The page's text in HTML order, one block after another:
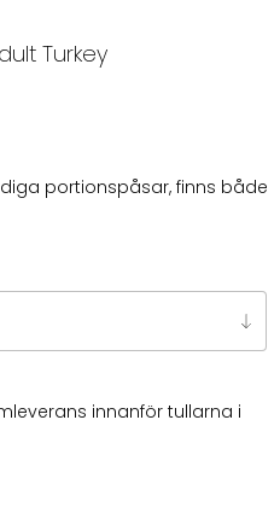
Turkey
portionspåsar, finns både
innanför tullarna i